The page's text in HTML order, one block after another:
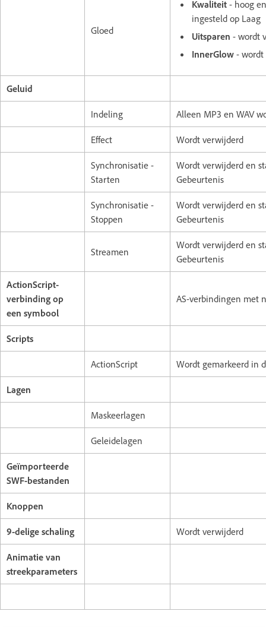
Gloed
Kwaliteit - hoog
ingesteld op Laag
Uitsparen - wordt
InnerGlow -
Geluid
Indeling Alleen MP3 en WAV
Effect Wordt verwijderd
Synchronisatie -
Starten
Wordt verwijderd en
Gebeurtenis
Synchronisatie -
Stoppen
Wordt verwijderd en
Gebeurtenis
Streamen
Wordt verwijderd en
Gebeurtenis
ActionScript-
verbinding op
een symbool
AS-verbindingen met
Scripts
ActionScript Wordt gemarkeerd in
Lagen
Maskeerlagen
Geleidelagen
Geïmporteerde
SWF-bestanden
Knoppen
9-delige schaling Wordt verwijderd
Animatie van
streekparameters